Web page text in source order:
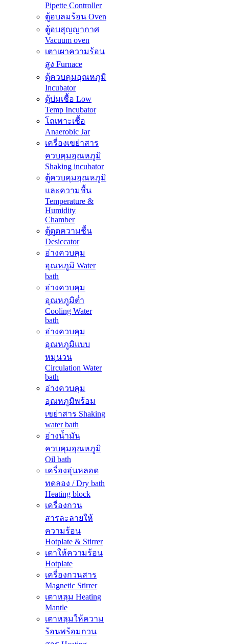
Pipette Controller
ตู้อบลมร้อน Oven
ตู้อบสุญญากาศ
Vacuum oven
เตาเผาความร้อน
สูง Furnace
ตู้ควบคุมอุณหภูมิ
Incubator
ตู้บ่มเชื้อ Low
Temp Incubator
โถเพาะเชื้อ
Anaerobic Jar
เครื่องเขย่าสาร
ควบคุมอุณหภูมิ
Shaking incubator
ตู้ควบคุมอุณหภูมิ
และความชื้น
Temperature &
Humidity
Chamber
ตู้ดูดความชื้น
Desiccator
อ่างควบคุม
อุณหภูมิ Water
bath
อ่างควบคุม
อุณหภูมิต่ำ
Cooling Water
bath
อ่างควบคุม
อุณหภูมิแบบ
หมุนวน
Circulation Water
bath
อ่างควบคุม
อุณหภูมิพร้อม
เขย่าสาร Shaking
water bath
อ่างน้ำมัน
ควบคุมอุณหภูมิ
Oil bath
เครื่องอุ่นหลอด
ทดลอง / Dry bath
Heating block
เครื่องกวน
สารละลายให้
ความร้อน
Hotplate & Stirrer
เตาให้ความร้อน
Hotplate
เครื่องกวนสาร
Magnetic Stirrer
เตาหลุม Heating
Mantle
เตาหลุมให้ความ
ร้อนพร้อมกวน